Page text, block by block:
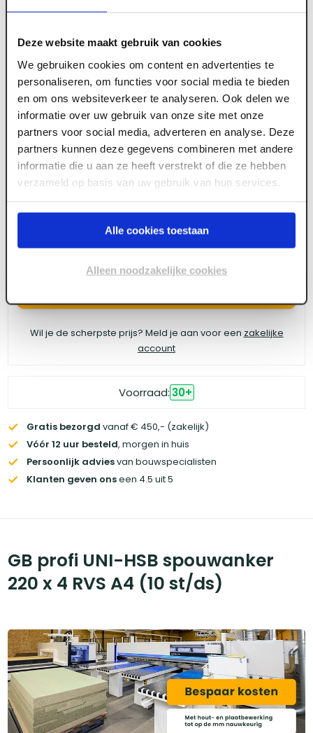
Deze website maakt gebruik van cookies
We gebruiken cookies om content en advertenties te
personaliseren, om functies voor social media te bieden
en om ons websiteverkeer te analyseren. Ook delen we
informatie over uw gebruik van onze site met onze
partners voor social media, adverteren en analyse. Deze
partners kunnen deze gegevens combineren met andere
informatie die u aan ze heeft verstrekt of die ze hebben
verzameld op basis van uw gebruik van hun services.
Alle cookies toestaan
Alleen noodzakelijke cookies
ART002790
GB profi UNI-HSB spouwanker 220 x 4 RVS A4
(10 st/ds)
Meld je aan of maak een account aan om toegang
te krijgen tot de prijzen.
Wil je de scherpste prijs? Meld je aan voor een zakelijke
account
Voorraad: 30+
Gratis bezorgd vanaf € 450,- (zakelijk)
Vóór 12 uur besteld, morgen in huis
Persoonlijk adviesvan bouwspecialisten
Klanten geven onseen 4.5 uit 5
GB profi UNI-HSB spouwanker
220 x 4 RVS A4 (10 st/ds)